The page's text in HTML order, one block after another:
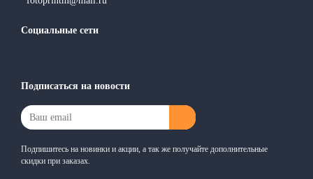
Социальные сети
Подписаться на новости
Подпишитесь на новинки и акции, а так же получайте дополнительные
скидки при заказах.